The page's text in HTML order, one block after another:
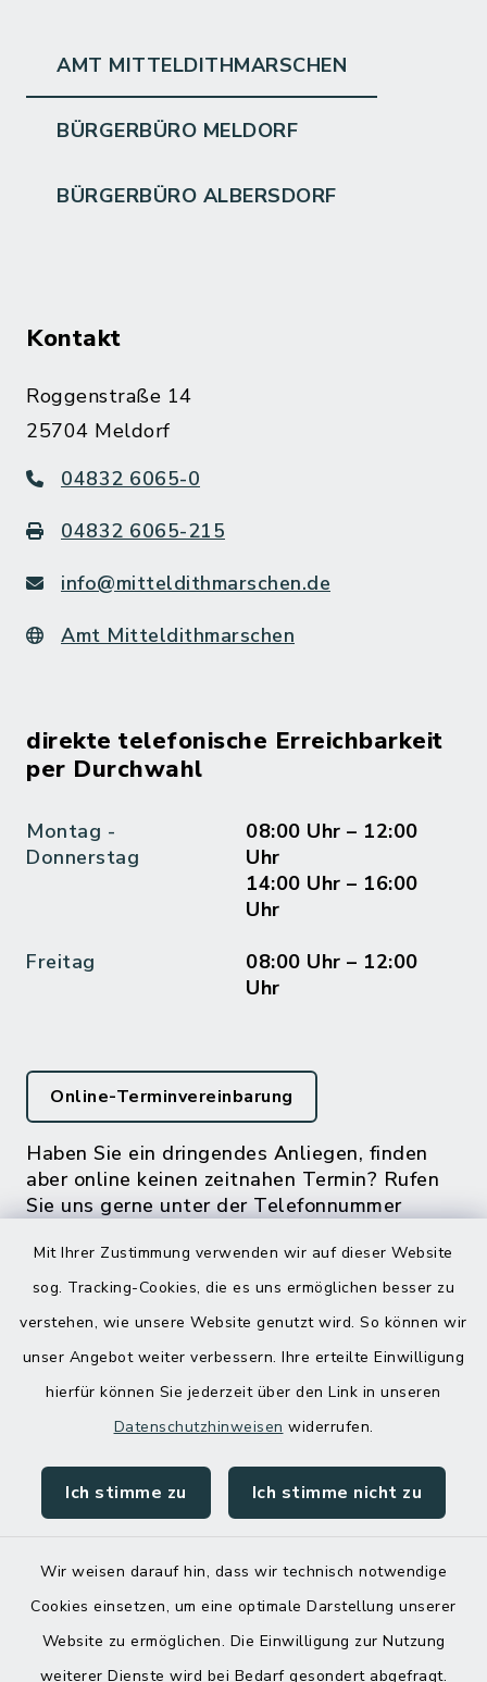
Mit Ihrer Zustimmung verwenden wir auf dieser Website
sog. Tracking-Cookies, die es uns ermöglichen besser zu
verstehen, wie unsere Website genutzt wird. So können wir
unser Angebot weiter verbessern. Ihre erteilte Einwilligung
hierfür können Sie jederzeit über den Link in unseren
Datenschutzhinweisen widerrufen.
Ich stimme zu Ich stimme nicht zu
Wir weisen darauf hin, dass wir technisch notwendige
Cookies einsetzen, um eine optimale Darstellung unserer
Website zu ermöglichen. Die Einwilligung zur Nutzung
weiterer Dienste wird bei Bedarf gesondert abgefragt.
AMT MITTELDITHMARSCHEN
BÜRGERBÜRO MELDORF
BÜRGERBÜRO ALBERSDORF
Kontakt
Roggenstraße 14
25704 Meldorf
04832 6065-0
04832 6065-215
info@mitteldithmarschen.de
Amt Mitteldithmarschen
direkte telefonische Erreichbarkeit
per Durchwahl
Montag -
Donnerstag
08:00 Uhr – 12:00
Uhr
14:00 Uhr – 16:00
Uhr
Freitag
08:00 Uhr – 12:00
Uhr
Online-Terminvereinbarung
Haben Sie ein dringendes Anliegen, finden
aber online keinen zeitnahen Termin? Rufen
Sie uns gerne unter der Telefonnummer
Kontakt
Datenschutz
Impressum